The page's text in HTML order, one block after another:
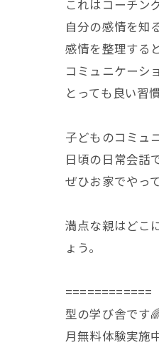
これはコーチン
自分の感情を知
感情を整理する
コミュニケーシ
とっても良い習
子どものコミュ
日頃の日常会話
ぜひお家でやっ
満点な親はどこ
ょう。
型の学び舎です
月無料体験実